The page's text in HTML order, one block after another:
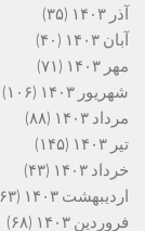
آذر ۱۴۰۳
(۳۵)
آبان ۱۴۰۳
(۴۰)
مهر ۱۴۰۳
(۷۱)
شهریور ۱۴۰۳
(۱۰۶)
مرداد ۱۴۰۳
(۸۸)
تیر ۱۴۰۳
(۱۴۵)
خرداد ۱۴۰۳
(۴۳)
اردیبهشت ۱۴۰۳
(۶۳)
فروردین ۱۴۰۳
(۶۸)